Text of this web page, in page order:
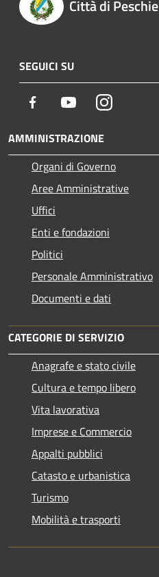
Città di
SEGUICI SU
Facebook YoutubeInstagram
AMMINISTRAZIONE
Organi di Governo
Aree Amministrative
Uffici
Enti e fondazioni
Politici
Personale Amministrativo
Documenti e dati
CATEGORIE DI SERVIZIO
Anagrafe e stato civile
Cultura e tempo libero
Vita lavorativa
Imprese e Commercio
Appalti pubblici
Catasto e urbanistica
Turismo
Mobilità e trasporti